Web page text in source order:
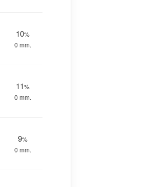
10%
0 mm.
11%
0 mm.
9%
0 mm.